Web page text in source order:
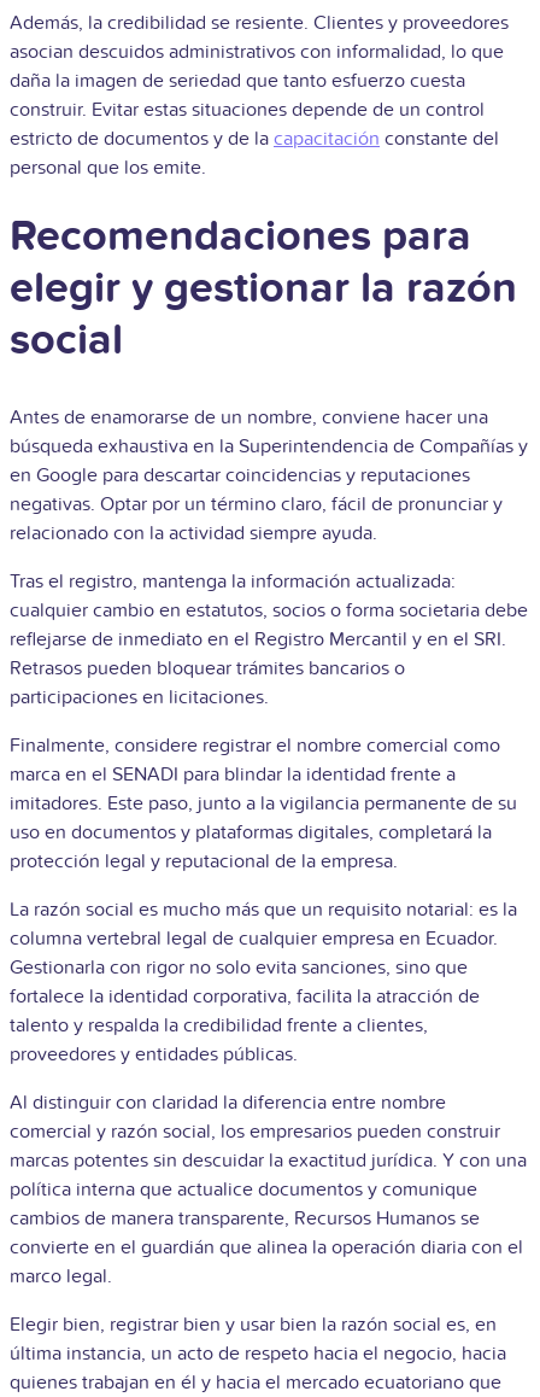
Además, la credibilidad se resiente. Clientes y proveedores
asocian descuidos administrativos con informalidad, lo que
daña la imagen de seriedad que tanto esfuerzo cuesta
construir. Evitar estas situaciones depende de un control
estricto de documentos y de la capacitación constante del
personal que los emite.
Recomendaciones para
elegir y gestionar la razón
social
Antes de enamorarse de un nombre, conviene hacer una
búsqueda exhaustiva en la Superintendencia de Compañías y
en Google para descartar coincidencias y reputaciones
negativas. Optar por un término claro, fácil de pronunciar y
relacionado con la actividad siempre ayuda.
Tras el registro, mantenga la información actualizada:
cualquier cambio en estatutos, socios o forma societaria debe
reflejarse de inmediato en el Registro Mercantil y en el SRI.
Retrasos pueden bloquear trámites bancarios o
participaciones en licitaciones.
Finalmente, considere registrar el nombre comercial como
marca en el SENADI para blindar la identidad frente a
imitadores. Este paso, junto a la vigilancia permanente de su
uso en documentos y plataformas digitales, completará la
protección legal y reputacional de la empresa.
La razón social es mucho más que un requisito notarial: es la
columna vertebral legal de cualquier empresa en Ecuador.
Gestionarla con rigor no solo evita sanciones, sino que
fortalece la identidad corporativa, facilita la atracción de
talento y respalda la credibilidad frente a clientes,
proveedores y entidades públicas.
Al distinguir con claridad la diferencia entre nombre
comercial y razón social, los empresarios pueden construir
marcas potentes sin descuidar la exactitud jurídica. Y con una
política interna que actualice documentos y comunique
cambios de manera transparente, Recursos Humanos se
convierte en el guardián que alinea la operación diaria con el
marco legal.
Elegir bien, registrar bien y usar bien la razón social es, en
última instancia, un acto de respeto hacia el negocio, hacia
quienes trabajan en él y hacia el mercado ecuatoriano que